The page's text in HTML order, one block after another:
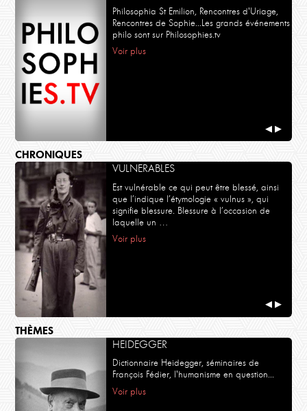
Philosophia St Emilion, Rencontres d'Uriage,
Rencontres de Sophie...Les grands événements
philo sont sur Philosophies.tv
Voir plus
◀ ▶
CHRONIQUES
VULNERABLES
Est vulnérable ce qui peut être blessé, ainsi
que l’indique l’étymologie « vulnus », qui
signifie blessure. Blessure à l’occasion de
laquelle un …
Voir plus
◀ ▶
THÈMES
HEIDEGGER
Dictionnaire Heidegger, séminaires de
François Fédier, l'humanisme en question...
Voir plus